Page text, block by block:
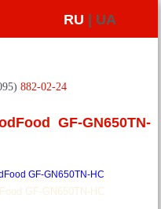
RU | UA
882-02-24
GF-GN650TN-
GF-GN650TN-HC